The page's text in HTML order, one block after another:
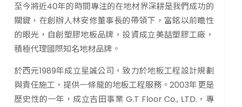
至今將近40年的時間專注的在地材界深耕是我們成功的
關鍵，在創辦人林安修董事長的帶領下，富銘以前瞻性
的眼光，自創塑膠地板品牌，投資成立美喆塑膠工廠，
積極代理國際知名地材品牌。
於西元1989年成立星誠公司，致力於地板工程設計規劃
與責任施工，提供一條龍的地板工程服務。2003年更是
歷史性的一年，成立吉田事業 G.T Floor Co., LTD.，專